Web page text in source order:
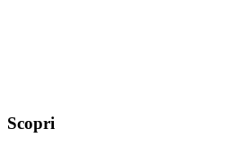
Scopri